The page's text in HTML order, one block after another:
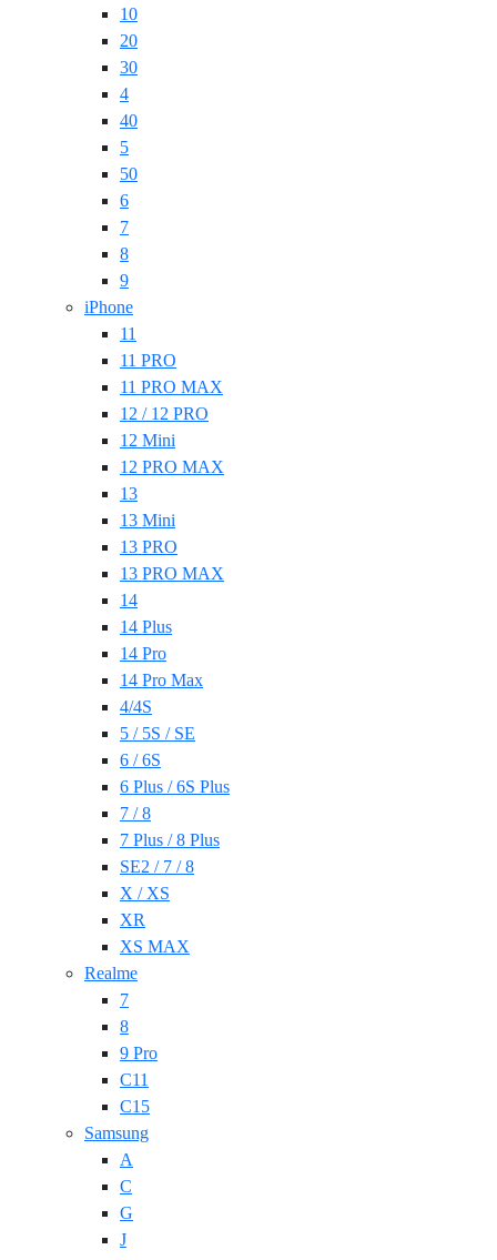
10
20
30
4
40
5
50
6
7
8
9
iPhone
11
11 PRO
11 PRO MAX
12 / 12 PRO
12 Mini
12 PRO MAX
13
13 Mini
13 PRO
13 PRO MAX
14
14 Plus
14 Pro
14 Pro Max
4/4S
5 / 5S / SE
6 / 6S
6 Plus / 6S Plus
7 / 8
7 Plus / 8 Plus
SE2 / 7 / 8
X / XS
XR
XS MAX
Realme
7
8
9 Pro
C11
C15
Samsung
A
C
G
J